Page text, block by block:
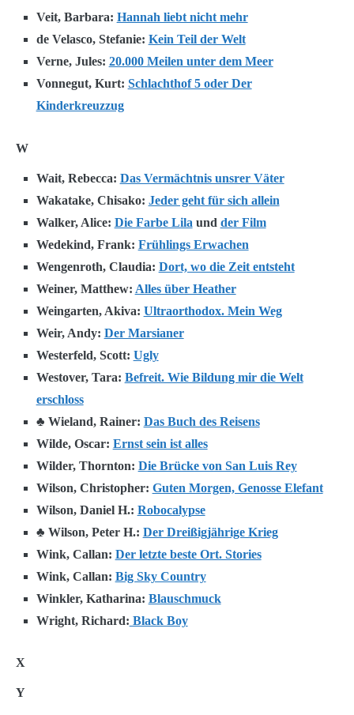
Veit, Barbara: Hannah liebt nicht mehr
de Velasco, Stefanie: Kein Teil der Welt
Verne, Jules: 20.000 Meilen unter dem Meer
Vonnegut, Kurt: Schlachthof 5 oder Der
Kinderkreuzzug
W
Wait, Rebecca: Das Vermächtnis unsrer Väter
Wakatake, Chisako: Jeder geht für sich allein
Walker, Alice: Die Farbe Lila und der Film
Wedekind, Frank: Frühlings Erwachen
Wengenroth, Claudia: Dort, wo die Zeit entsteht
Weiner, Matthew: Alles über Heather
Weingarten, Akiva: Ultraorthodox. Mein Weg
Weir, Andy: Der Marsianer
Westerfeld, Scott: Ugly
Westover, Tara: Befreit. Wie Bildung mir die Welt
erschloss
♣ Wieland, Rainer: Das Buch des Reisens
Wilde, Oscar: Ernst sein ist alles
Wilder, Thornton: Die Brücke von San Luis Rey
Wilson, Christopher: Guten Morgen, Genosse Elefant
Wilson, Daniel H.: Robocalypse
♣ Wilson, Peter H.: Der Dreißigjährige Krieg
Wink, Callan: Der letzte beste Ort. Stories
Wink, Callan: Big Sky Country
Winkler, Katharina: Blauschmuck
Wright, Richard: Black Boy
X
Y